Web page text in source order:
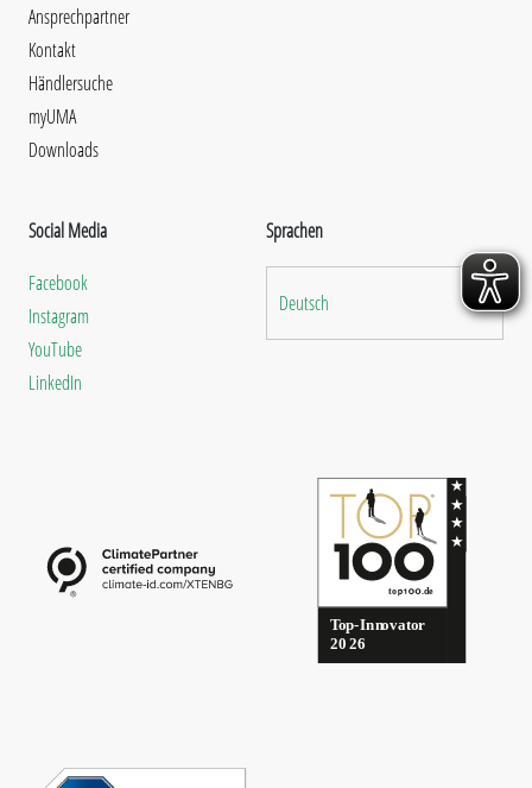
Ansprechpartner
Kontakt
Händlersuche
myUMA
Downloads
Social Media
Facebook
Instagram
YouTube
LinkedIn
Sprachen
Deutsch